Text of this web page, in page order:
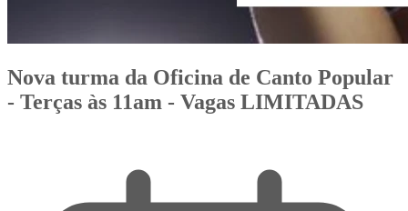
Nova turma da Oficina de Canto Popular
- Terças às 11am - Vagas LIMITADAS